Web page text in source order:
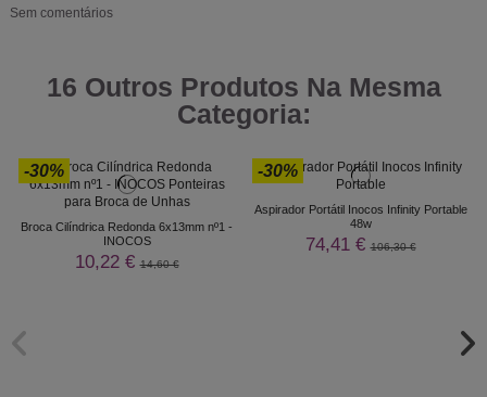
Sem comentários
16 Outros Produtos Na Mesma
Categoria:
-30%
Broca Cilíndrica Redonda 6x13mm nº1 -
INOCOS
10,22 €14,60 €
-30%
Aspirador Portátil Inocos Infinity Portable
48w
74,41 €106,30 €